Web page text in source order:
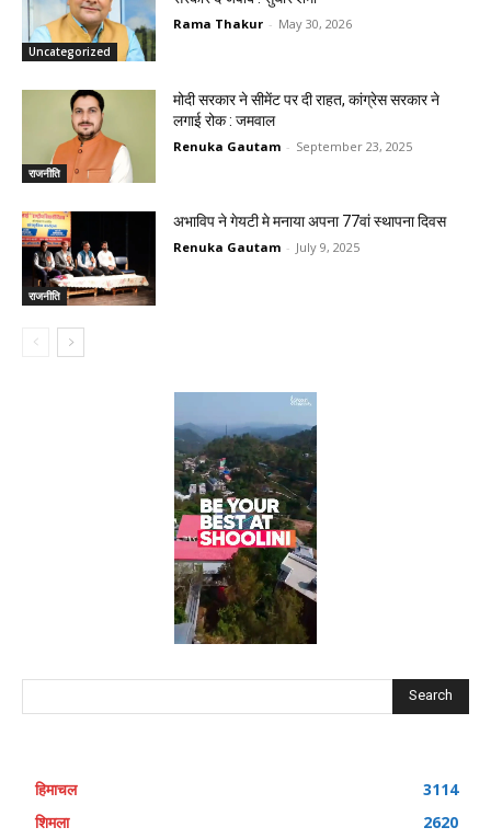
Uncategorized
Rama Thakur - May 30, 2026
राजनीति
मोदी सरकार ने सीमेंट पर दी राहत, कांग्रेस सरकार ने
लगाई रोक : जमवाल
Renuka Gautam - September 23, 2025
राजनीति
अभाविप ने गेयटी मे मनाया अपना 77वां स्थापना दिवस
Renuka Gautam - July 9, 2025
Search
हिमाचल
3114
शिमला
2620